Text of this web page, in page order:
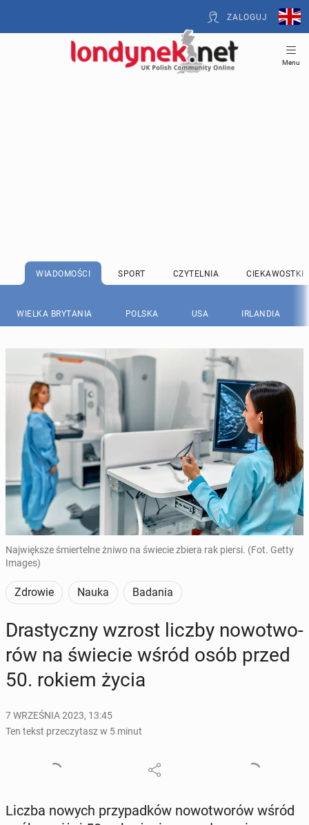
ZALOGUJ
Menu
WIADOMOŚCI SPORT CZYTELNIA CIEKAWOSTKI
WIELKA BRYTANIA POLSKA USA IRLANDIA
Największe śmiertelne żniwo na świecie zbiera rak piersi. (Fot. Getty
Images)
Zdrowie Nauka Badania
Dra­stycz­ny wzrost liczby no­wo­two­
rów na świecie wśród osób przed
50. rokiem życia
7 WRZEŚNIA 2023, 13:45
Ten tekst przeczytasz w 5 minut
Liczba nowych przy­pad­ków no­wo­two­rów wśród